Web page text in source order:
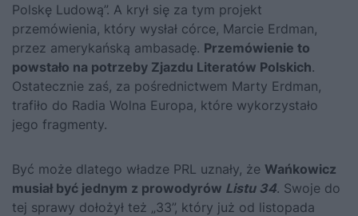
Polskę Ludową”. A krył się za tym projekt
przemówienia, który wysłał córce, Marcie Erdman,
przez amerykańską ambasadę. Przemówienie to
powstało na potrzeby Zjazdu Literatów Polskich.
Ostatecznie zaś, za pośrednictwem Marty Erdman,
trafiło do Radia Wolna Europa, które wykorzystało
jego fragmenty.
Być może dlatego władze PRL uznały, że Wańkowicz
musiał być jednym z prowodyrów Listu 34. Swoje do
tej sprawy dołożył też „33”, który już od listopada